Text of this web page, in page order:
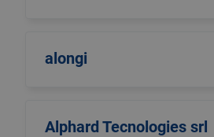
alongi
Alphard Tecnologies srl